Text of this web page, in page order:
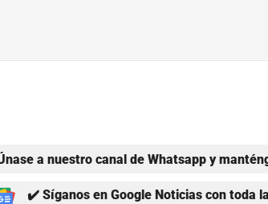
a nuestro canal de Whatsapp y
✔️ Síganos en Google Noticias con toda